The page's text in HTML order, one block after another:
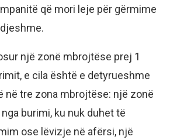
që mori leje për gërmime
një zonë mbrojtëse prej 1
e cila është e detyrueshme
në tre zona mbrojtëse: një zonë
burimi, ku nuk duhet të
ose lëvizje në afërsi, një